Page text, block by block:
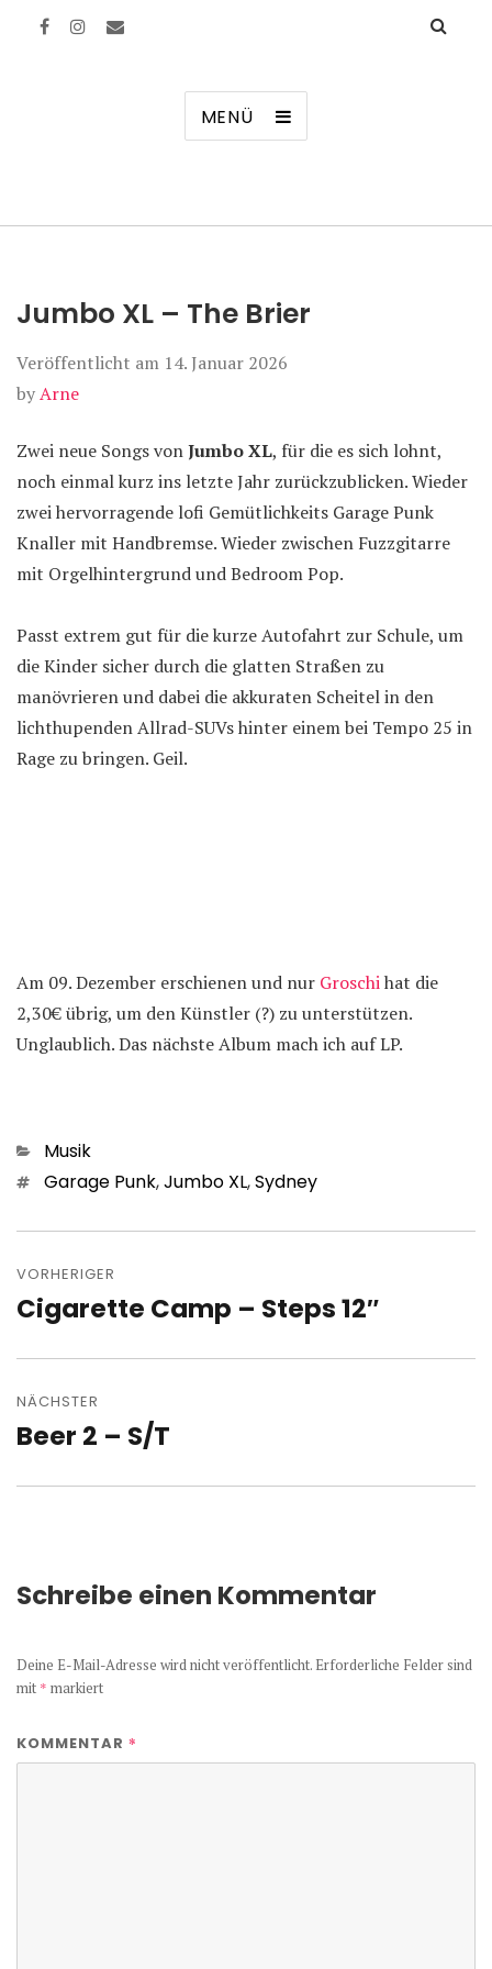
MENÜ
Jumbo XL – The Brier
Veröffentlicht am 14. Januar 2026
byArne
Zwei neue Songs vonJumbo XL, für die es sich lohnt,
noch einmal kurz ins letzte Jahr zurückzublicken. Wieder
zwei hervorragende lofi Gemütlichkeits Garage Punk
Knaller mit Handbremse. Wieder zwischen Fuzzgitarre
mit Orgelhintergrund und Bedroom Pop.
Passt extrem gut für die kurze Autofahrt zur Schule, um
die Kinder sicher durch die glatten Straßen zu
manövrieren und dabei die akkuraten Scheitel in den
lichthupenden Allrad-SUVs hinter einem bei Tempo 25 in
Rage zu bringen. Geil.
Am 09. Dezember erschienen und nur Groschihat die
2,30€ übrig, um den Künstler (?) zu unterstützen.
Unglaublich. Das nächste Album mach ich auf LP.
Kategorien
Musik
Schlagwörter
Garage Punk,Jumbo XL,Sydney
VORHERIGER
Vorheriger
Cigarette Camp – Steps 12″
NÄCHSTER
Nächster
Beer 2 – S/T
Schreibe einen Kommentar
Deine E-Mail-Adresse wird nicht veröffentlicht. Erforderliche Felder sind
mit * markiert
KOMMENTAR *